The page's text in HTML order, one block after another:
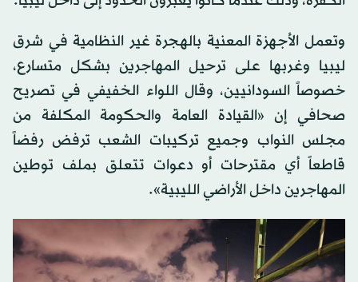
وتعمل الأجهزة المعنية بالهجرة غير النظامية في شرق
ليبيا وغربها على ترحيل المهاجرين بشكل متسارع،
خصوصاً السودانيين، وقال اللواء الخفيفي في تصريح
صحافي إن «القيادة العامة والحكومة المكلفة من
مجلس النواب وجميع تركيبات الشعب ترفض رفضاً
قاطعاً أي مقترحات أو دعوات تتعلق بملف توطين
المهاجرين داخل الأراضي الليبية».